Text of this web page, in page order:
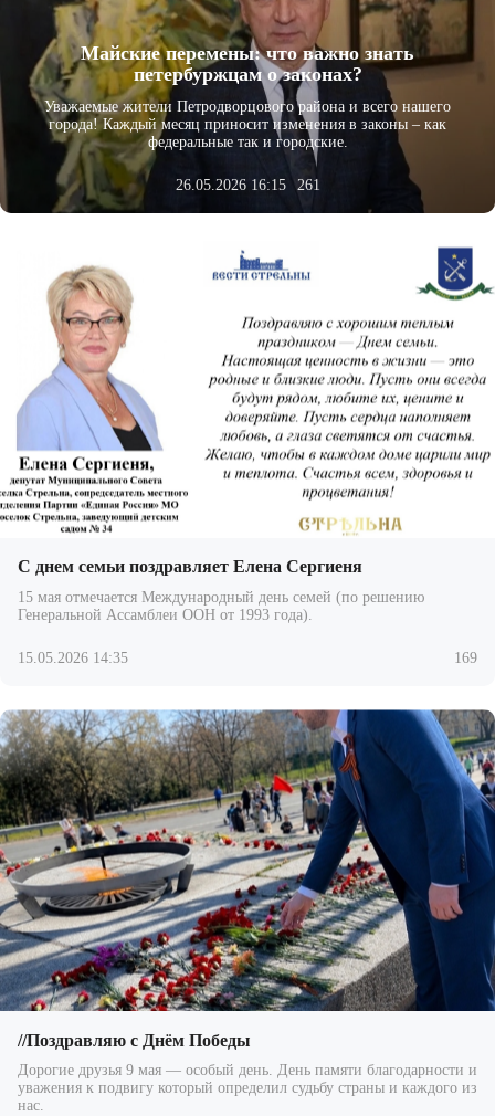
Майские перемены: что важно знать
петербуржцам о законах?
Уважаемые жители Петродворцового района и всего нашего
города! Каждый месяц приносит изменения в законы – как
федеральные так и городские.
26.05.2026 16:15 261
С днем семьи поздравляет Елена Сергиеня
15 мая отмечается Международный день семей (по решению
Генеральной Ассамблеи ООН от 1993 года).
15.05.2026 14:35 169
//Поздравляю с Днём Победы
Дорогие друзья 9 мая — особый день. День памяти благодарности и
уважения к подвигу который определил судьбу страны и каждого из
нас.